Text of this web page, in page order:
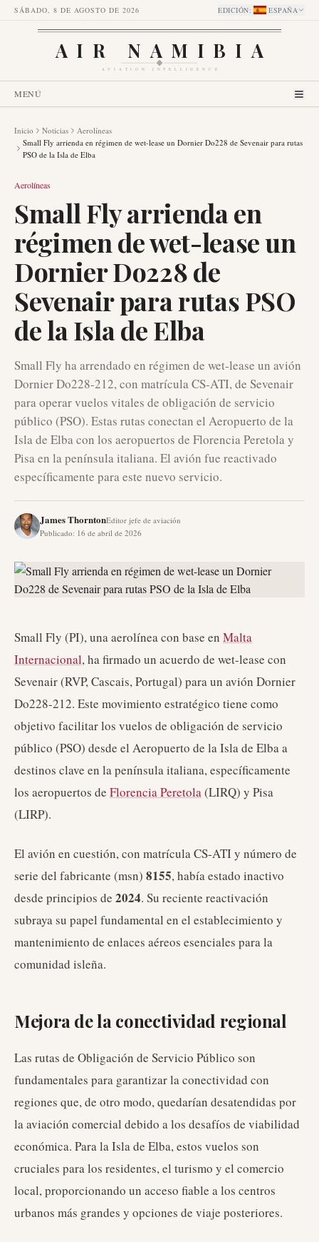
SÁBADO, 8 DE AGOSTO DE 2026 EDICIÓN: ESPAÑA
AIR NAMIBIA
AVIATION INTELLIGENCE
MENÚ
Inicio Noticias
Aerolíneas
Small Fly arrienda en régimen de wet-lease un Dornier Do228 de Sevenair para rutas
PSO de la Isla de Elba
Aerolíneas
Small Fly arrienda en
régimen de wet-lease un
Dornier Do228 de
Sevenair para rutas PSO
de la Isla de Elba
Small Fly ha arrendado en régimen de wet-lease un avión
Dornier Do228-212, con matrícula CS-ATI, de Sevenair
para operar vuelos vitales de obligación de servicio
público (PSO). Estas rutas conectan el Aeropuerto de la
Isla de Elba con los aeropuertos de Florencia Peretola y
Pisa en la península italiana. El avión fue reactivado
específicamente para este nuevo servicio.
James ThorntonEditor jefe de aviación
Publicado: 16 de abril de 2026
Small Fly (PI), una aerolínea con base en Malta
Internacional, ha firmado un acuerdo de wet-lease con
Sevenair (RVP, Cascais, Portugal) para un avión Dornier
Do228-212. Este movimiento estratégico tiene como
objetivo facilitar los vuelos de obligación de servicio
público (PSO) desde el Aeropuerto de la Isla de Elba a
destinos clave en la península italiana, específicamente
los aeropuertos de Florencia Peretola(LIRQ) y Pisa
(LIRP).
El avión en cuestión, con matrícula CS-ATI y número de
serie del fabricante (msn) 8155, había estado inactivo
desde principios de 2024. Su reciente reactivación
subraya su papel fundamental en el establecimiento y
mantenimiento de enlaces aéreos esenciales para la
comunidad isleña.
Mejora de la conectividad regional
Las rutas de Obligación de Servicio Público son
fundamentales para garantizar la conectividad con
regiones que, de otro modo, quedarían desatendidas por
la aviación comercial debido a los desafíos de viabilidad
económica. Para la Isla de Elba, estos vuelos son
cruciales para los residentes, el turismo y el comercio
local, proporcionando un acceso fiable a los centros
urbanos más grandes y opciones de viaje posteriores.